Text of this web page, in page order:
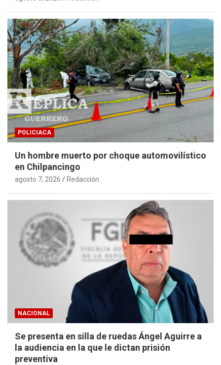
POLICIACA
Un hombre muerto por choque automovilístico
en Chilpancingo
agosto 7, 2026 Redacción
NACIONAL
Se presenta en silla de ruedas Ángel Aguirre a
la audiencia en la que le dictan prisión
preventiva